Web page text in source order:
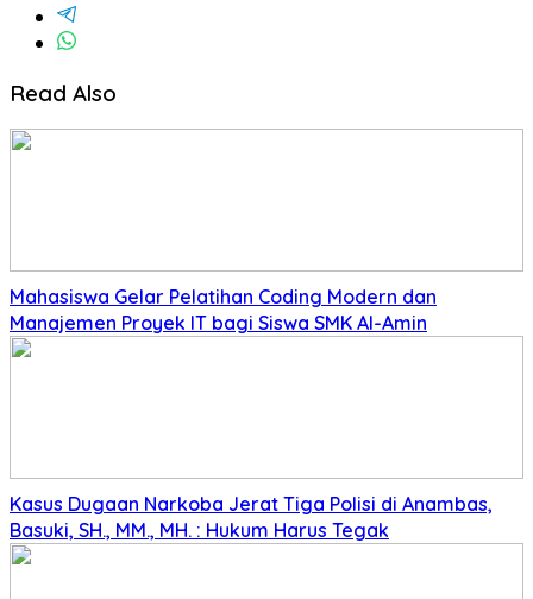
Read Also
Mahasiswa Gelar Pelatihan Coding Modern dan
Manajemen Proyek IT bagi Siswa SMK Al-Amin
Kasus Dugaan Narkoba Jerat Tiga Polisi di Anambas,
Basuki, SH., MM., MH. : Hukum Harus Tegak